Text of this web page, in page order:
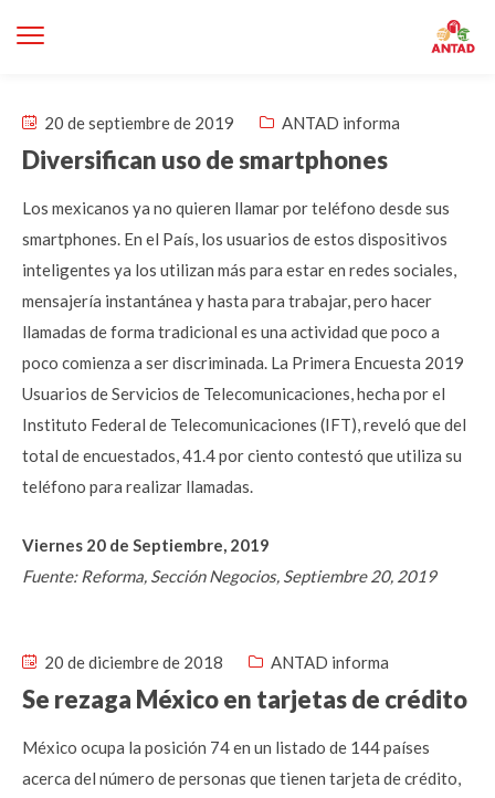
20 de septiembre de 2019 ANTAD informa
Diversifican uso de smartphones
Los mexicanos ya no quieren llamar por teléfono desde sus
smartphones. En el País, los usuarios de estos dispositivos
inteligentes ya los utilizan más para estar en redes sociales,
mensajería instantánea y hasta para trabajar, pero hacer
llamadas de forma tradicional es una actividad que poco a
poco comienza a ser discriminada. La Primera Encuesta 2019
Usuarios de Servicios de Telecomunicaciones, hecha por el
Instituto Federal de Telecomunicaciones (IFT), reveló que del
total de encuestados, 41.4 por ciento contestó que utiliza su
teléfono para realizar llamadas.
Viernes 20 de Septiembre, 2019
Fuente: Reforma, Sección Negocios, Septiembre 20, 2019
20 de diciembre de 2018 ANTAD informa
Se rezaga México en tarjetas de crédito
México ocupa la posición 74 en un listado de 144 países
acerca del número de personas que tienen tarjeta de crédito,